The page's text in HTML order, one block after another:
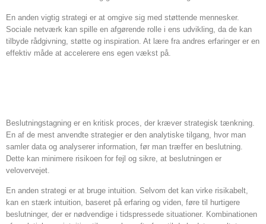
En anden vigtig strategi er at omgive sig med støttende mennesker.
Sociale netværk kan spille en afgørende rolle i ens udvikling, da de kan
tilbyde rådgivning, støtte og inspiration. At lære fra andres erfaringer er en
effektiv måde at accelerere ens egen vækst på.
Beslutningstagning er en kritisk proces, der kræver strategisk tænkning.
En af de mest anvendte strategier er den analytiske tilgang, hvor man
samler data og analyserer information, før man træffer en beslutning.
Dette kan minimere risikoen for fejl og sikre, at beslutningen er
velovervejet.
En anden strategi er at bruge intuition. Selvom det kan virke risikabelt,
kan en stærk intuition, baseret på erfaring og viden, føre til hurtigere
beslutninger, der er nødvendige i tidspressede situationer. Kombinationen